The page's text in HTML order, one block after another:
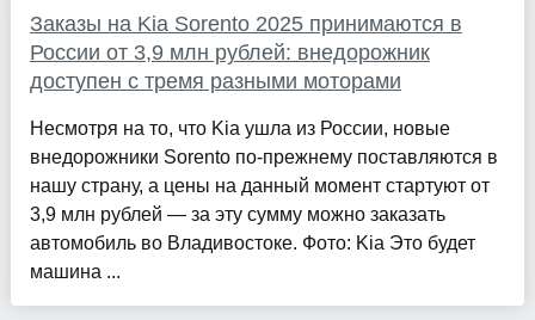
Заказы на Kia Sorento 2025 принимаются в
России от 3,9 млн рублей: внедорожник
доступен с тремя разными моторами
Несмотря на то, что Kia ушла из России, новые
внедорожники Sorento по-прежнему поставляются в
нашу страну, а цены на данный момент стартуют от
3,9 млн рублей — за эту сумму можно заказать
автомобиль во Владивостоке. Фото: Kia Это будет
машина ...